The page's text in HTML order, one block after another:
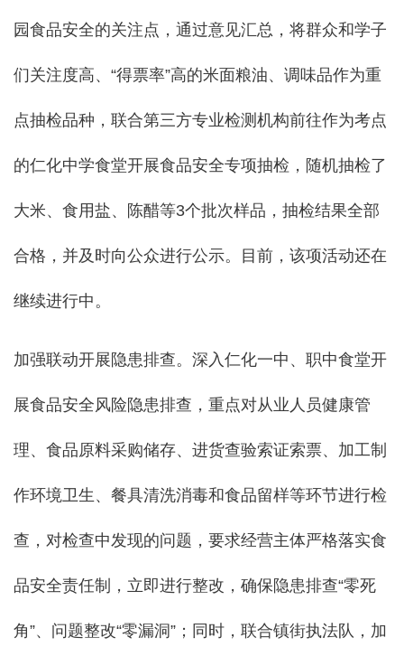
园食品安全的关注点，通过意见汇总，将群众和学子
们关注度高、“得票率”高的米面粮油、调味品作为重
点抽检品种，联合第三方专业检测机构前往作为考点
的仁化中学食堂开展食品安全专项抽检，随机抽检了
大米、食用盐、陈醋等3个批次样品，抽检结果全部
合格，并及时向公众进行公示。目前，该项活动还在
继续进行中。
加强联动开展隐患排查。深入仁化一中、职中食堂开
展食品安全风险隐患排查，重点对从业人员健康管
理、食品原料采购储存、进货查验索证索票、加工制
作环境卫生、餐具清洗消毒和食品留样等环节进行检
查，对检查中发现的问题，要求经营主体严格落实食
品安全责任制，立即进行整改，确保隐患排查“零死
角”、问题整改“零漏洞”；同时，联合镇街执法队，加